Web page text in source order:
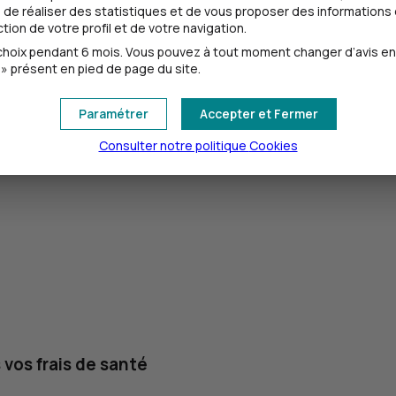
de base de la Sécurité sociale et prend en
ainsi vos dépenses de santé. Vous disposez
plus coûteux. C’est le cas notamment pour les
couverture, vous pouvez opter pour des offres tels
douces !
HospiDécouvrir l'offre Prévention et Bien Être
vos frais de santé
réaliser des statistiques et de vous proposer des informations
de votre profil et de votre navigation.
pendant 6 mois. Vous pouvez à tout moment changer d’avis
présent en pied de page du site.
Accepter et Fermer
Paramétrer
Consulter notre politique Cookies